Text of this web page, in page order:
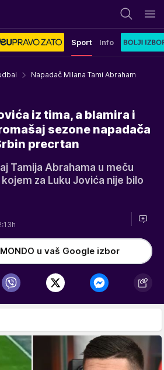
Sport Info
Napadač Milana Tami Abraham
iz tima, a blamira i
sezone napadača
precrtan
Tamija Abrahama u meču
za Luku Jovića nije bilo
u vaš Google izbor